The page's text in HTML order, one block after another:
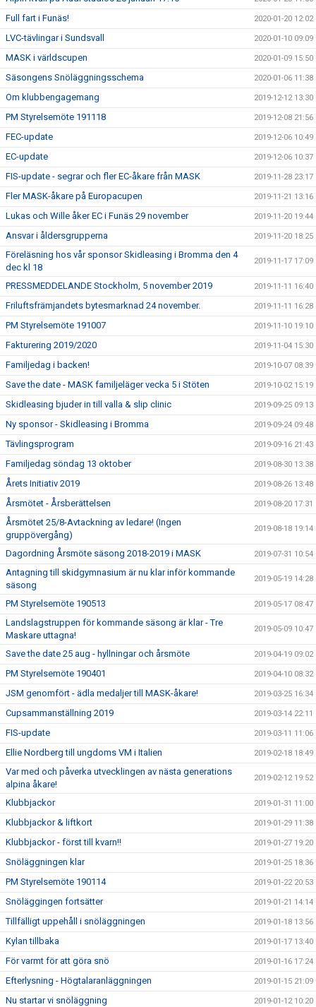
Full fart i Funäs! 2020-01-20 12:02
LVC-tävlingar i Sundsvall 2020-01-10 09:09
MASK i världscupen 2020-01-09 15:50
Säsongens Snöläggningsschema 2020-01-06 11:38
Om klubbengagemang 2019-12-12 13:30
PM Styrelsemöte 191118 2019-12-08 21:56
FEC-update 2019-12-06 10:49
EC-update 2019-12-06 10:37
FIS-update - segrar och fler EC-åkare från MASK 2019-11-28 23:17
Fler MASK-åkare på Europacupen 2019-11-21 13:16
Lukas och Wille åker EC i Funäs 29 november 2019-11-20 19:44
Ansvar i åldersgrupperna 2019-11-20 18:25
Föreläsning hos vår sponsor Skidleasing i Bromma den 4
dec kl 18
2019-11-17 17:09
PRESSMEDDELANDE Stockholm, 5 november 2019 2019-11-11 16:40
Friluftsfrämjandets bytesmarknad 24 november. 2019-11-11 16:28
PM Styrelsemöte 191007 2019-11-10 19:10
Fakturering 2019/2020 2019-11-04 15:30
Familjedag i backen! 2019-10-07 08:39
Save the date - MASK familjeläger vecka 5 i Stöten 2019-10-02 15:19
Skidleasing bjuder in till valla & slip clinic 2019-09-25 09:13
Ny sponsor - Skidleasing i Bromma 2019-09-24 09:48
Tävlingsprogram 2019-09-16 21:43
Familjedag söndag 13 oktober 2019-08-30 13:38
Årets Initiativ 2019 2019-08-26 13:48
Årsmötet - Årsberättelsen 2019-08-20 17:31
Årsmötet 25/8-Avtackning av ledare! (Ingen
gruppövergång)
2019-08-18 19:14
Dagordning Årsmöte säsong 2018-2019 i MASK 2019-07-31 10:54
Antagning till skidgymnasium är nu klar inför kommande
säsong
2019-05-19 14:28
PM Styrelsemöte 190513 2019-05-17 08:47
Landslagstruppen för kommande säsong är klar - Tre
Maskare uttagna!
2019-05-09 10:47
Save the date 25 aug - hyllningar och årsmöte 2019-04-19 09:02
PM Styrelsemöte 190401 2019-04-10 08:32
JSM genomfört - ädla medaljer till MASK-åkare! 2019-03-25 16:34
Cupsammanställning 2019 2019-03-14 22:11
FIS-update 2019-03-11 11:06
Ellie Nordberg till ungdoms VM i Italien 2019-02-18 18:49
Var med och påverka utvecklingen av nästa generations
alpina åkare!
2019-02-12 19:52
Klubbjackor 2019-01-31 11:00
Klubbjackor & liftkort 2019-01-29 11:38
Klubbjackor - först till kvarn!! 2019-01-27 19:20
Snöläggningen klar 2019-01-25 18:36
PM Styrelsemöte 190114 2019-01-22 20:53
Snöläggingen fortsätter 2019-01-21 14:14
Tillfälligt uppehåll i snöläggningen 2019-01-18 13:56
Kylan tillbaka 2019-01-17 13:40
För varmt för att göra snö 2019-01-16 17:24
Efterlysning - Högtalaranläggningen 2019-01-15 21:09
Nu startar vi snöläggning 2019-01-12 10:20